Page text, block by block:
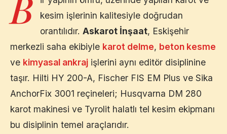
kesim işlerinin kalitesiyle doğrudan
orantılıdır. Askarot İnşaat, Eskişehir
merkezli saha ekibiyle karot delme, beton kesme
ve kimyasal ankraj işlerini aynı editör disiplinine
taşır. Hilti HY 200-A, Fischer FIS EM Plus ve Sika
AnchorFix 3001 reçineleri; Husqvarna DM 280
karot makinesi ve Tyrolit halatlı tel kesim ekipmanı
bu disiplinin temel araçlarıdır.